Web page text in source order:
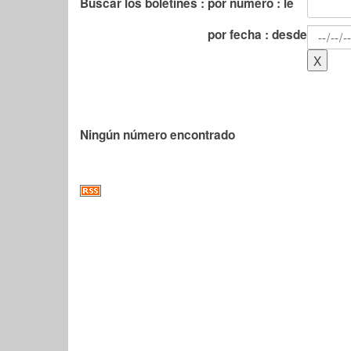
por fecha : desde
Ningún número encontrado